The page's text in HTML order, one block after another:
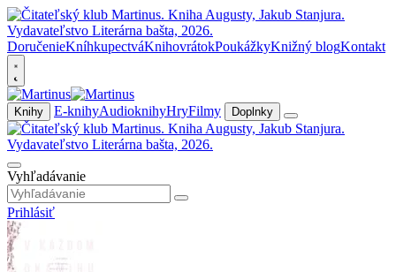
DoručenieKníhkupectváKnihovrátokPoukážkyKnižný blogKontakt
Knihy E-knihyAudioknihyHryFilmy Doplnky
Vyhľadávanie
Prihlásiť